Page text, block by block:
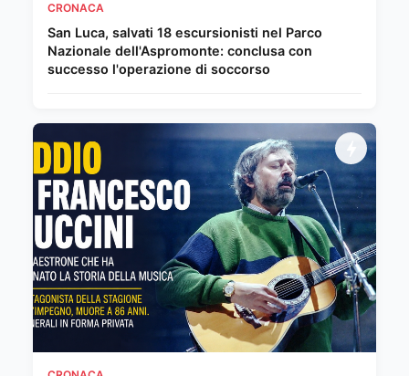
CRONACA
San Luca, salvati 18 escursionisti nel Parco
Nazionale dell'Aspromonte: conclusa con
successo l'operazione di soccorso